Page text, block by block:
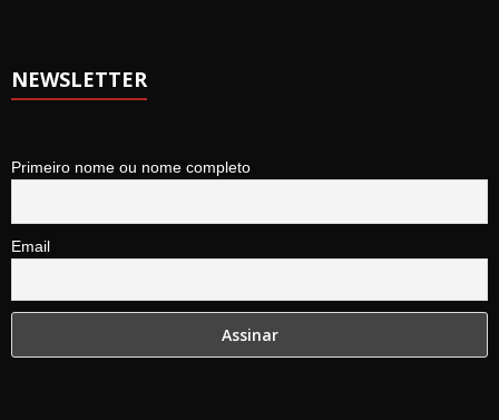
NEWSLETTER
Primeiro nome ou nome completo
Email